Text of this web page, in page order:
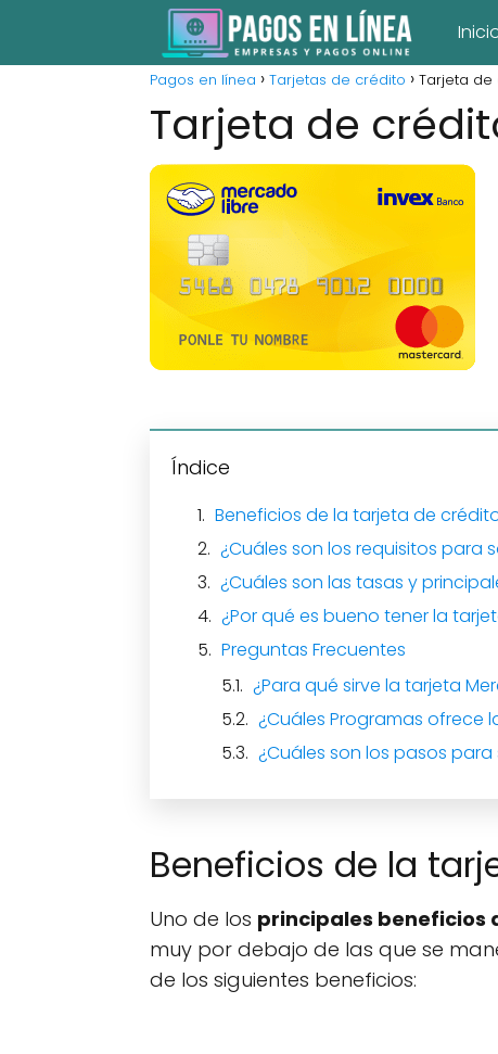
Pagos en línea Tarjetas de crédito Tarjeta de
Tarjeta de
Índice
Beneficios de la tarjeta de
¿Cuáles son los requisitos para
¿Cuáles son las tasas y
¿Por qué es bueno tener la
Preguntas Frecuentes
¿Para qué sirve la tarjeta
¿Cuáles Programas ofrece
¿Cuáles son los pasos
Beneficios de la
Uno de los principales beneficios
muy por debajo de las que se
de los siguientes beneficios: